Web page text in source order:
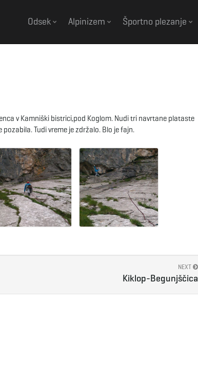
Odsek Alpinizem Športno plezanje
v Kamniški bistrici,pod Koglom. Nudi tri navrtane plataste
Tudi vreme je zdržalo. Blo je fajn.
NEXT
Kiklop-Begunjščica